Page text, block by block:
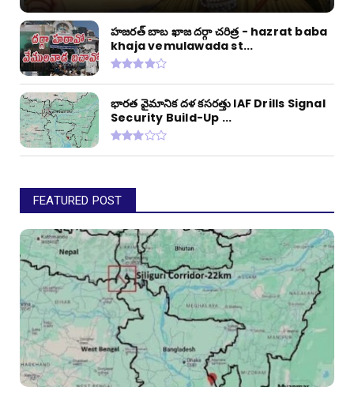
హజరత్ బాబ ఖాజ దర్గా చరిత్ర - hazrat baba
khaja vemulawada st...
భారత వైమానిక దళ కసరత్తు IAF Drills Signal
Security Build-Up ...
FEATURED POST